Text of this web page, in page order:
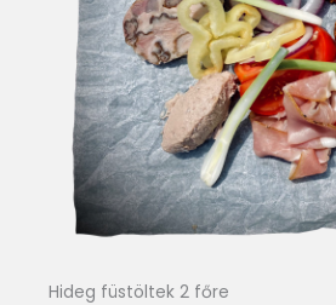
Hideg füstöltek 2 főre